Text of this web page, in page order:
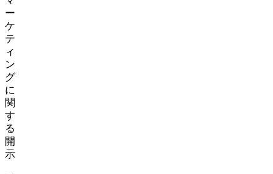
ー
ケ
テ
ィ
ン
グ
に
関
す
る
開
示